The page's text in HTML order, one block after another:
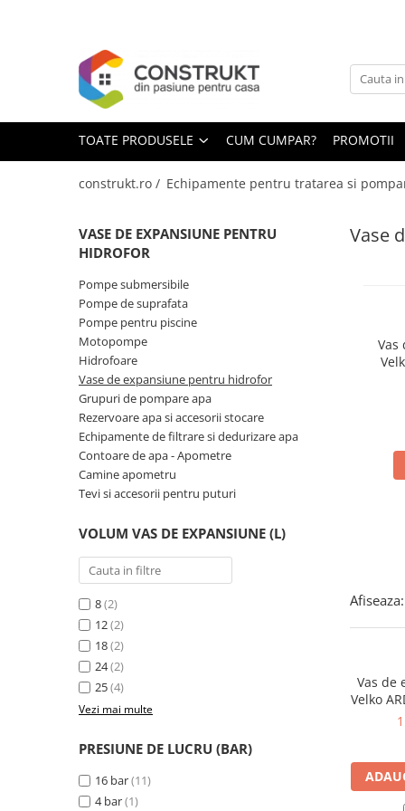
Toate Produsele
Centrale termice
Termoseminee, seminee si sobe
Cazane pe combustibil solid
Termostate de ambient
Aeroterme si destratificatoare de
Radiatoare si convectoare
Incalzire in pardoseala
Panouri radiante si incalzitoare cu
Solutii de curatare si tratare
Schimbatoare de caldura
Pompe de caldura
Contoare energie termica
Generatoare de abur
Distribuitoare si butelii de
Pompe de circulatie si accesorii
Vase de expansiune termice
Detectoare si regulatoare de gaz si
Producere apa calda menajera
Rezervoare de acumulare
TOATE PRODUSELE CUM CUMPAR? PROMOTII
construkt.ro / Echipamente pentru tratarea si
Vase
VASE DE EXPANSIUNE PENTRU
HIDROFOR
Pompe submersibile
Pompe de suprafata
Pompe pentru piscine
Motopompe
Hidrofoare
Vase de expansiune pentru hidrofor
Grupuri de pompare apa
Rezervoare apa si accesorii stocare
Echipamente de filtrare si dedurizare apa
Contoare de apa - Apometre
Camine apometru
Tevi si accesorii pentru puturi
VOLUM VAS DE EXPANSIUNE (L)
8(2)
12(2)
18(2)
24(2)
25(4)
Vezi mai multe
PRESIUNE DE LUCRU (BAR)
16 bar(11)
4 bar(1)
Vas
Afiseaza:
Vas de
Velko